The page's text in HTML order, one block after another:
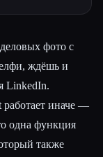
фото с
ждёшь и
LinkedIn.
иначе —
одна функция
также